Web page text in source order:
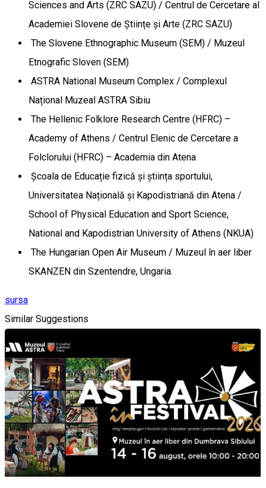
Sciences and Arts (ZRC SAZU) / Centrul de Cercetare al
Academiei Slovene de Științe și Arte (ZRC SAZU)
The Slovene Ethnographic Museum (SEM) / Muzeul
Etnografic Sloven (SEM)
ASTRA National Museum Complex / Complexul
Național Muzeal ASTRA Sibiu
The Hellenic Folklore Research Centre (HFRC) –
Academy of Athens / Centrul Elenic de Cercetare a
Folclorului (HFRC) – Academia din Atena
Școala de Educație fizică și știința sportului,
Universitatea Națională și Kapodistriană din Atena /
School of Physical Education and Sport Science,
National and Kapodistrian University of Athens (NKUA)
The Hungarian Open Air Museum / Muzeul în aer liber
SKANZEN din Szentendre, Ungaria.
sursa
Similar Suggestions